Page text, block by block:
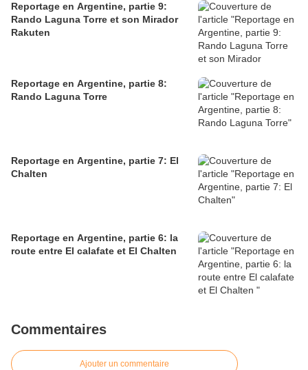
Reportage en Argentine, partie 9:
Rando Laguna Torre et son Mirador
Rakuten
Reportage en Argentine, partie 8:
Rando Laguna Torre
Reportage en Argentine, partie 7: El
Chalten
Reportage en Argentine, partie 6: la
route entre El calafate et El Chalten
Commentaires
Ajouter un commentaire